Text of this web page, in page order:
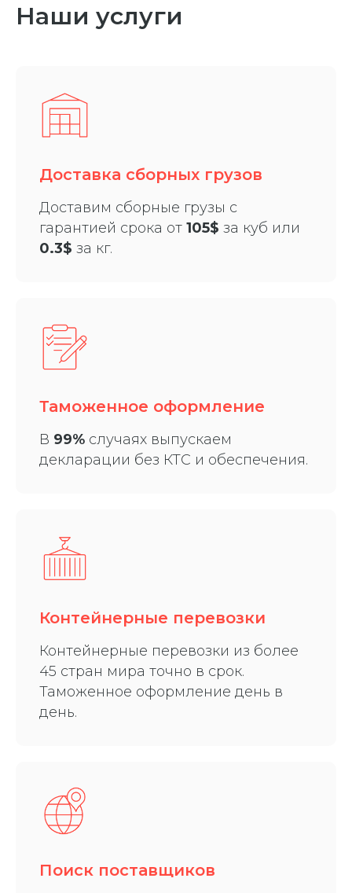
Наши услуги
Доставка сборных грузов
Доставим сборные грузы с
гарантией срока от 105$ за куб или
0.3$ за кг.
Таможенное оформление
В 99% случаях выпускаем
декларации без КТС и обеспечения.
Контейнерные перевозки
Контейнерные перевозки из более
45 стран мира точно в срок.
Таможенное оформление день в
день.
Поиск поставщиков